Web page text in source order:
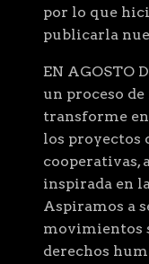
por lo que
publicarla
EN AGOSTO
un proceso
transforme
los proyectos
cooperativas,
inspirada en
Aspiramos a
movimientos
derechos